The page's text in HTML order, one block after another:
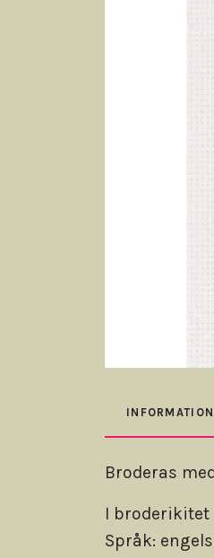
INFORMATION
Broderas
I broderikitet
Språk: